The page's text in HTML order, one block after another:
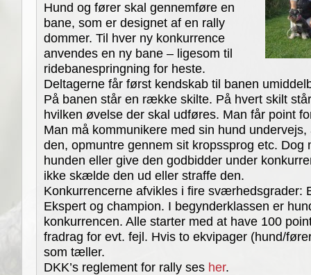
Hund og fører skal gennemføre en
bane, som er designet af en rally
dommer. Til hver ny konkurrence
anvendes en ny bane – ligesom til
ridebanespringning for heste.
Deltagerne får først kendskab til banen
På banen står en række skilte. På hvert skilt
hvilken øvelse der skal udføres. Man får point
Man må kommunikere med sin hund
den, opmuntre gennem sit kropssprog etc. Dog
hunden eller give den godbidder under
ikke skælde den ud eller straffe den.
Konkurrencerne afvikles i fire sværhedsgrader:
Ekspert og champion. I begynderklassen er
konkurrencen. Alle starter med at have 100
fradrag for evt. fejl. Hvis to ekvipager (hund/
som tæller.
DKK’s reglement for rally ses her.